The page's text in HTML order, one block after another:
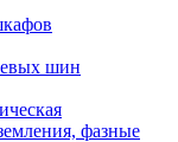
шин
фазные